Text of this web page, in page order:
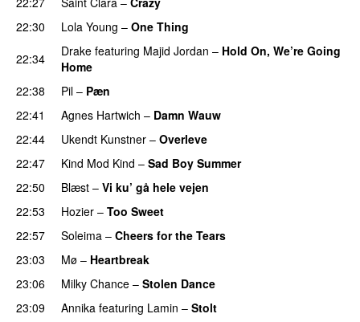
22:30
Lola Young – One Thing
22:34 Drake featuring Majid Jordan – Hold On, We’re Going
Home
22:38 Pil – Pæn
22:41
Agnes Hartwich – Damn Wauw
22:44 Ukendt Kunstner – Overleve
22:47
Kind Mod Kind – Sad Boy Summer
22:50
Blæst – Vi ku’ gå hele vejen
22:53
Hozier – Too Sweet
22:57
Soleima – Cheers for the Tears
23:03
Mø – Heartbreak
23:06
Milky Chance – Stolen Dance
23:09
Annika featuring Lamin – Stolt